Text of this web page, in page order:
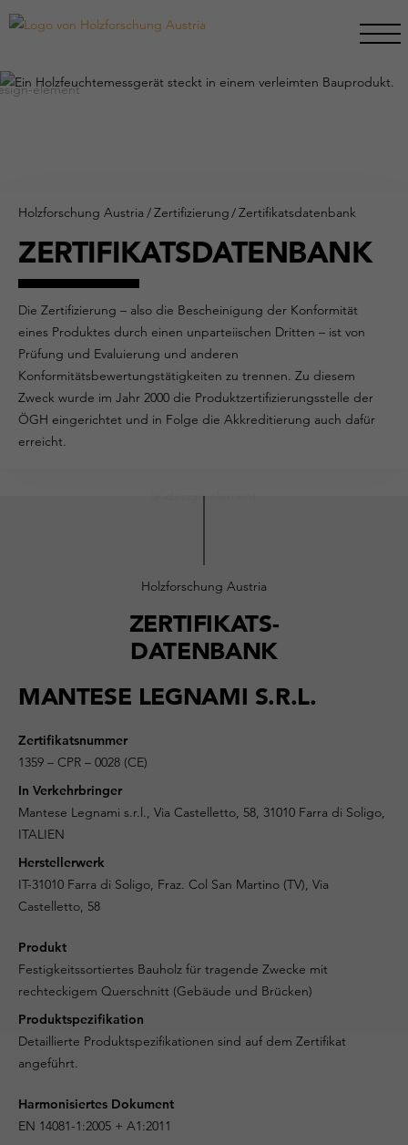
Holzforschung Austria /Zertifizierung/Zertifikatsdatenbank
ZERTIFIKATSDATENBANK
Die Zertifizierung – also die Bescheinigung der Konformität
eines Produktes durch einen unparteiischen Dritten – ist von
Prüfung und Evaluierung und anderen
Konformitätsbewertungstätigkeiten zu trennen. Zu diesem
Zweck wurde im Jahr 2000 die Produktzertifizierungsstelle der
ÖGH eingerichtet und in Folge die Akkreditierung auch dafür
erreicht.
Holzforschung Austria
ZERTIFIKATS-
DATENBANK
MANTESE LEGNAMI S.R.L.
Zertifikatsnummer
1359 – CPR – 0028 (CE)
In Verkehrbringer
Mantese Legnami s.r.l., Via Castelletto, 58, 31010 Farra di Soligo,
ITALIEN
Herstellerwerk
IT-31010 Farra di Soligo, Fraz. Col San Martino (TV), Via
Castelletto, 58
Produkt
Festigkeitssortiertes Bauholz für tragende Zwecke mit
rechteckigem Querschnitt (Gebäude und Brücken)
Produktspezifikation
Detaillierte Produktspezifikationen sind auf dem Zertifikat
angeführt.
Harmonisiertes Dokument
EN 14081-1:2005 + A1:2011